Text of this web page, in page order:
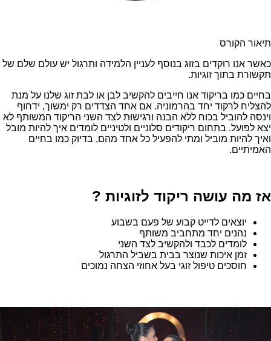
תיאור הקורס
כאשר אנו רוקדים בזוג בנוסף לעניין הלמידה ותרגול יש עולם שלם של
תקשורת בתוך זוגיות.
בחיים כמו בריקוד אנו חייבים להקשיב לבן או לבת זוג שלנו על מנת
להצליח לרקוד יחד בהרמוניה. אם אחד הצדדים רק ימשוך, ידחוף
וינסה להוביל בכוח ללא הבנה ורגישות לצד השני הריקוד המשותף לא
יצא לפועל. בתחום ריקודים סלוניים ולטיניים לומדים איך להיות מובל
ואיך להיות מוביל ומתי להפעיל כל אחד מהם, בדיוק כמו בחיים
האמיתיים.
אז מה עושה ריקוד לזוגיות ?
יוצאים לדייט קבוע של פעם בשבוע
נהנים יחד מתחביב משותף
לומדים לכבד ולהקשיב לצד השני
זמן איכות שנוצר בבית בשביל התרגול
חוסכים טיפול זוגי בעל אחוזי הצחה נמוכים